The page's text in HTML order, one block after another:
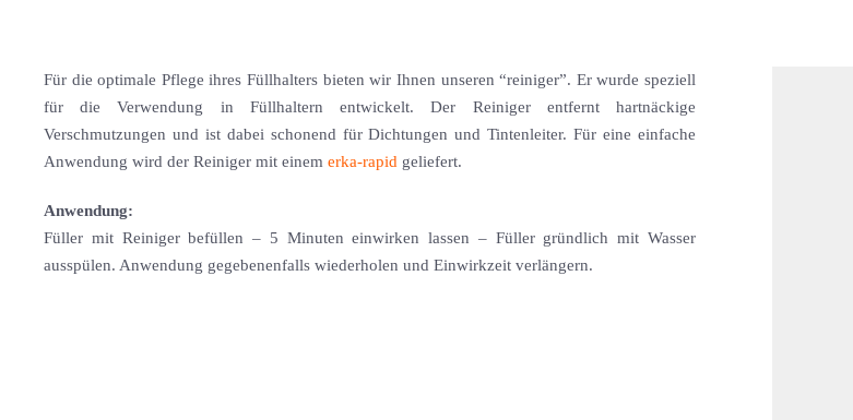
Für die optimale Pflege ihres Füllhalters bieten wir Ihnen unseren “reiniger”. Er wurde speziell
für die Verwendung in Füllhaltern entwickelt. Der Reiniger entfernt hartnäckige
Verschmutzungen und ist dabei schonend für Dichtungen und Tintenleiter. Für eine einfache
Anwendung wird der Reiniger mit einem erka-rapid geliefert.
Anwendung:
Füller mit Reiniger befüllen – 5 Minuten einwirken lassen – Füller gründlich mit Wasser
ausspülen. Anwendung gegebenenfalls wiederholen und Einwirkzeit verlängern.